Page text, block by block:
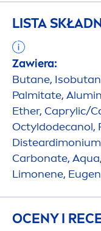
LISTA
Zawiera:
Butane,
Palmitate,
Ether, Caprylic/
Octyldodecanol,
Carbonate, Aqua
Limonene,
OCENY I